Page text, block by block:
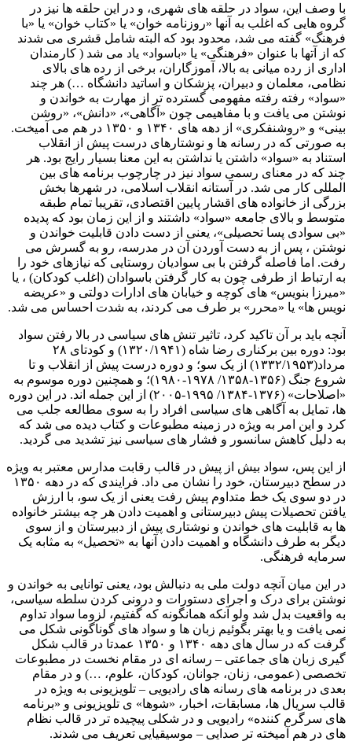
با وصف این، سواد در حلقه های شهری، و در این حلقه ها نیز در
گروه هایی که اغلب به آنها «روزنامه خوان» یا «کتاب خوان» یا «با
فرهنگ» گفته می شد، محدود بود که البته شامل قشری می شدند
که از آتها با عنوان «فرهنگی» یا «باسواد» یاد می شد ( کارمندان
اداری از رده میانی به بالا، آموزگاران، برخی از رده های بالای
نظامی، معلمان و دبیران، پزشکان و اساتید دانشگاه …) هر چند
«سواد» رفته رفته مفهومی گسترده تر از مهارت به خواندن و
نوشتن می یافت و با مفاهیمی چون «آگاهی»، «دانش»، «روشن
بینی» و «روشنفکری» از دهه های ۱۳۴۰ و ۱۳۵۰ در هم می آمیخت.
به صورتی که در رسانه ها و نوشتارهای درست پیش از انقلاب
استناد به «سواد» داشتن یا نداشتن به این معنا بسیار رایج بود. هر
چند که در معنای رسمی سواد نیز در چارچوب برنامه های بین
المللی کار می شد. در آستانه انقلاب اسلامی، در شهرها بخش
بزرگی از خانواده های اقشار پایین اقتصادی، تقریبا تمام طبقه
متوسط و بالای جامعه «سواد» داشتند و از این زمان بود که پدیده
«بی سوادی پسا تحصیلی»، یعنی از دست دادن قابلیت خواندن و
نوشتن ، پس از به دست آوردن آن در مدرسه، رو به گسرش می
رفت. اما فاصله گرفتن با بی سوادیان روستایی که نیازهای خود را
به ارتباط از طرفی چون به کار گرفتن باسوادان (اغلب کودکان) ، یا
«میرزا بنویس» های کوچه و خیابان های ادارات دولتی و «عریضه
نویس ها» یا «محرر» بر طرف می کردند، به شدت احساس می شد.
آنچه باید بر آن تاکید کرد، تاثیر تنش های سیاسی در بالا رفتن سواد
بود: دوره بین برکناری رضا شاه (۱۳۲۰/۱۹۴۱) و کودتای ۲۸
مرداد(۱۳۳۲/۱۹۵۳) از یک سو؛ و دوره درست پیش از انقلاب و تا
شروع جنگ (۱۳۵۶-۱۳۵۸/ ۱۹۷۸-۱۹۸۰)؛ و همچنین دوره موسوم به
«اصلاحات» (۱۳۷۶-۱۳۸۴/ ۱۹۹۵-۲۰۰۵) از این جمله اند. در این دوره
ها، تمایل به آگاهی های سیاسی افراد را به سوی مطالعه جلب می
کرد و این امر به ویژه در زمینه مطبوعات و کتاب دیده می شد که
به دلیل کاهش سانسور و فشار های سیاسی نیز تشدید می گردید.
از این پس، سواد بیش از پیش در قالب رقابت مدارس معتبر به ویژه
در سطح دبیرستان، خود را نشان می داد. فرایندی که در دهه ۱۳۵۰
در دو سوی یک خط متداوم پیش رفت یعنی از یک سو، با ارزش
یافتن تحصیلات پیش دبیرستانی و اهمیت دادن هر چه بیشتر خانواده
ها به قابلیت های خواندن و نوشتاری پیش از دبیرستان و از سوی
دیگر به طرف دانشگاه و اهمیت دادن آنها به «تحصیل» به مثابه یک
سرمایه فرهنگی.
در این میان آنچه دولت ملی به دنبالش بود، یعنی توانایی به خواندن و
نوشتن برای درک و اجرای دستورات و درونی کردن سلطه سیاسی،
به واقعیت بدل شد ولو آنکه همانگونه که گفتیم، لزوما سواد تداوم
نمی یافت و یا بهتر بگوئیم زبان ها و سواد های گوناگونی شکل می
گرفت که در سال های دهه ۱۳۴۰ و ۱۳۵۰ عمدتا در قالب شکل
گیری زبان های جماعتی – رسانه ای در مقام نخست در مطبوعات
تخصصی (عمومی، زنان، جوانان، کودکان، علوم، …) و در مقام
بعدی در برنامه های رسانه های رادیویی – تلویزیونی به ویژه در
قالب سریال ها، مسابقات، اخبار، «شوها» ی تلویزیونی و «برنامه
های سرگرم کننده» رادیویی و در شکلی پیچیده تر در قالب نظام
های در هم آمیخته تر صدایی – موسیقیایی تعریف می شدند.